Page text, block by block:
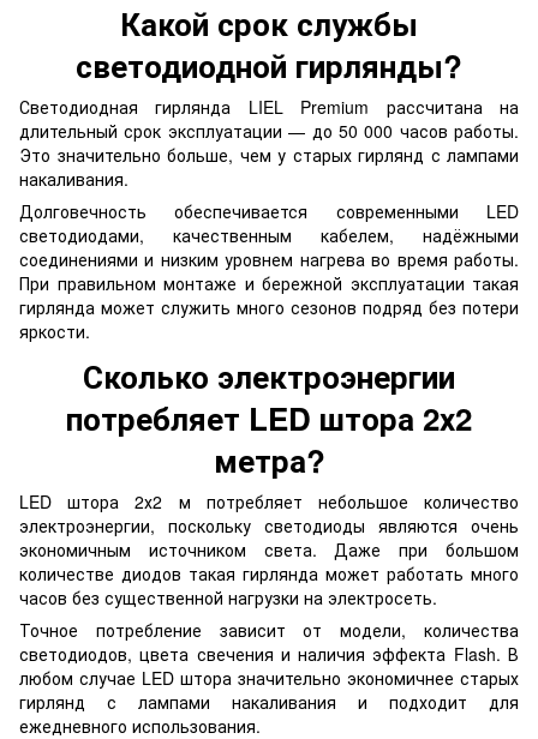
Какой срок службы
светодиодной гирлянды?
Светодиодная гирлянда LIEL Premium рассчитана на
длительный срок эксплуатации — до 50 000 часов работы.
Это значительно больше, чем у старых гирлянд с лампами
накаливания.
Долговечность обеспечивается современными LED
светодиодами, качественным кабелем, надёжными
соединениями и низким уровнем нагрева во время работы.
При правильном монтаже и бережной эксплуатации такая
гирлянда может служить много сезонов подряд без потери
яркости.
Сколько электроэнергии
потребляет LED штора 2х2
метра?
LED штора 2х2 м потребляет небольшое количество
электроэнергии, поскольку светодиоды являются очень
экономичным источником света. Даже при большом
количестве диодов такая гирлянда может работать много
часов без существенной нагрузки на электросеть.
Точное потребление зависит от модели, количества
светодиодов, цвета свечения и наличия эффекта Flash. В
любом случае LED штора значительно экономичнее старых
гирлянд с лампами накаливания и подходит для
ежедневного использования.